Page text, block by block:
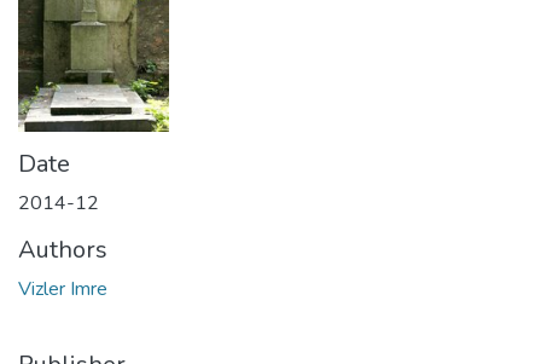
Date
2014-12
Authors
Vizler Imre